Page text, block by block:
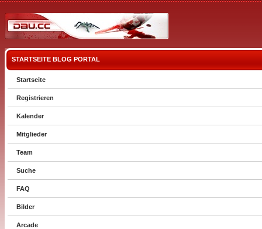
STARTSEITE BLOG PORTAL
Startseite
Registrieren
Kalender
Mitglieder
Team
Suche
FAQ
Bilder
Arcade